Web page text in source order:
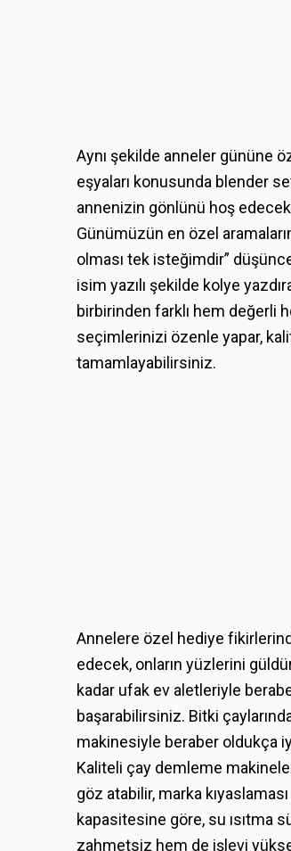
Aynı şekilde anneler gününe
eşyaları konusunda blender
annenizin gönlünü hoş
Günümüzün en özel
olması tek isteğimdir”
isim yazılı şekilde kolye
birbirinden farklı hem değerli
seçimlerinizi özenle yapar,
tamamlayabilirsiniz.
Annelere özel hediye
edecek, onların yüzlerini
kadar ufak ev aletleriyle
başarabilirsiniz. Bitki
makinesiyle beraber oldukça
Kaliteli çay demleme
göz atabilir, marka
kapasitesine göre, su ısıtma
zahmetsiz hem de işlevi